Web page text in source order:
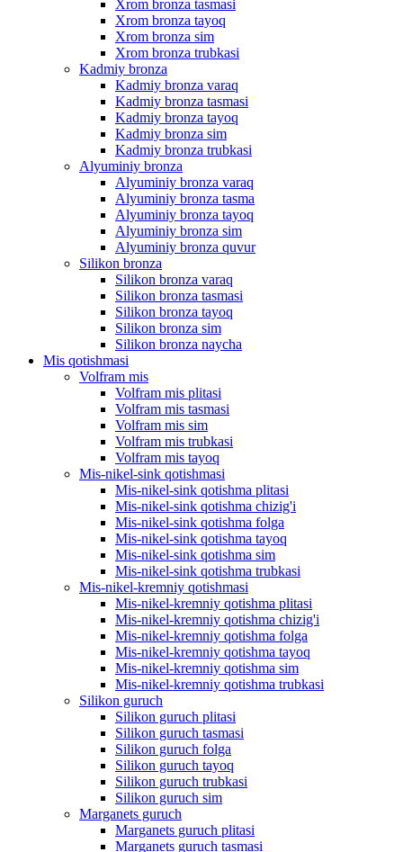
Xrom bronza tasmasi
Xrom bronza tayoq
Xrom bronza sim
Xrom bronza trubkasi
Kadmiy bronza
Kadmiy bronza varaq
Kadmiy bronza tasmasi
Kadmiy bronza tayoq
Kadmiy bronza sim
Kadmiy bronza trubkasi
Alyuminiy bronza
Alyuminiy bronza varaq
Alyuminiy bronza tasma
Alyuminiy bronza tayoq
Alyuminiy bronza sim
Alyuminiy bronza quvur
Silikon bronza
Silikon bronza varaq
Silikon bronza tasmasi
Silikon bronza tayoq
Silikon bronza sim
Silikon bronza naycha
Mis qotishmasi
Volfram mis
Volfram mis plitasi
Volfram mis tasmasi
Volfram mis sim
Volfram mis trubkasi
Volfram mis tayoq
Mis-nikel-sink qotishmasi
Mis-nikel-sink qotishma plitasi
Mis-nikel-sink qotishma chizig'i
Mis-nikel-sink qotishma folga
Mis-nikel-sink qotishma tayoq
Mis-nikel-sink qotishma sim
Mis-nikel-sink qotishma trubkasi
Mis-nikel-kremniy qotishmasi
Mis-nikel-kremniy qotishma plitasi
Mis-nikel-kremniy qotishma chizig'i
Mis-nikel-kremniy qotishma folga
Mis-nikel-kremniy qotishma tayoq
Mis-nikel-kremniy qotishma sim
Mis-nikel-kremniy qotishma trubkasi
Silikon guruch
Silikon guruch plitasi
Silikon guruch tasmasi
Silikon guruch folga
Silikon guruch tayoq
Silikon guruch trubkasi
Silikon guruch sim
Marganets guruch
Marganets guruch plitasi
Marganets guruch tasmasi